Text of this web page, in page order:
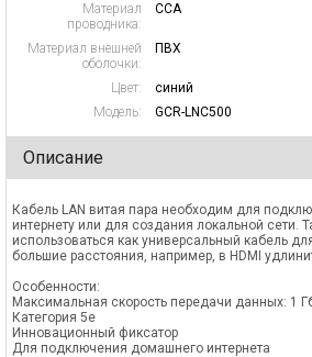
Материал
проводника:
CCA
Материал внешней
оболочки:
ПВХ
Цвет:
синий
Модель:
GCR-LNC500
Описание
Кабель LAN витая пара необходим для
интернету или для создания локальной сети.
использоваться как универсальный кабель
большие расстояния, например, в HDMI
Особенности:
Максимальная скорость передачи данных: 1
Категория 5е
Инновационный фиксатор
Для подключения домашнего интернета